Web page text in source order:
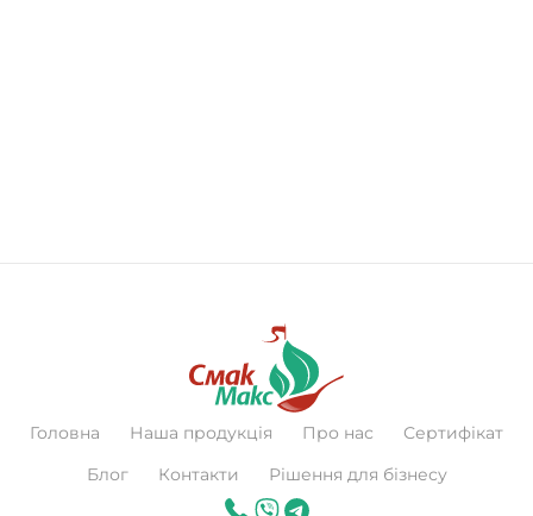
Головна Наша продукція Про нас
Сертифікат
Блог
Контакти Рішення для бізнесу